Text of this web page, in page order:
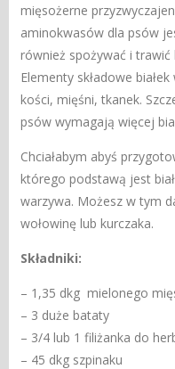
mięsożerne
aminokwasów dla psów
również spożywać i trawić
Elementy składowe
kości, mięśni, tkanek.
psów wymagają więcej
Chciałabym abyś
którego podstawą jest
warzywa. Możesz w tym
wołowinę lub kurczaka.
Składniki:
– 1,35 dkg mielonego
– 3 duże bataty
– 3/4 lub 1 filiżanka do
– 45 dkg szpinaku